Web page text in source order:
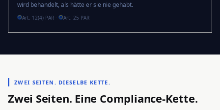
wird behandelt, als hätte er sie nie gehabt.
Art. 12(4) PAR · Art. 25 PAR
ZWEI SEITEN. DIESELBE KETTE.
Zwei Seiten. Eine Compliance-Kette.